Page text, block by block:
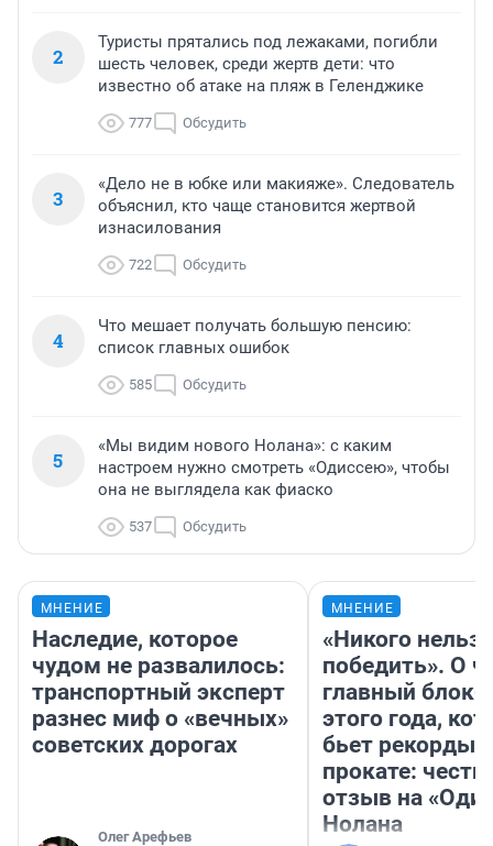
2
Туристы прятались под лежаками, погибли
шесть человек, среди жертв дети: что
известно об атаке на пляж в Геленджике
777 Обсудить
3
«Дело не в юбке или макияже». Следователь
объяснил, кто чаще становится жертвой
изнасилования
722 Обсудить
4
Что мешает получать большую пенсию:
список главных ошибок
585 Обсудить
5
«Мы видим нового Нолана»: с каким
настроем нужно смотреть «Одиссею», чтобы
она не выглядела как фиаско
537 Обсудить
МНЕНИЕ
Наследие, которое
чудом не развалилось:
транспортный эксперт
разнес миф о «вечных»
советских дорогах
Олег Арефьев
МНЕНИЕ
«Никого нельзя
победить». О
главный
этого года,
бьет рекорды в
прокате:
отзыв на
Нолана